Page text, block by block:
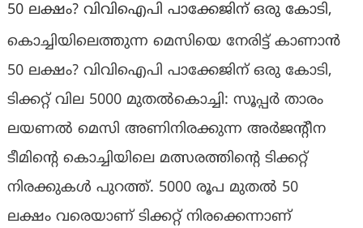
50 ലക്ഷം? വിവിഐപി പാക്കേജിന് ഒരു കോടി,
കൊച്ചിയിലെത്തുന്ന മെസിയെ നേരിട്ട് കാണാൻ
50 ലക്ഷം? വിവിഐപി പാക്കേജിന് ഒരു കോടി,
ടിക്കറ്റ് വില 5000 മുതൽകൊച്ചി: സൂപ്പർ താരം
ലയണൽ മെസി അണിനിരക്കുന്ന അർജന്റീന
ടീമിന്റെ കൊച്ചിയിലെ മത്സരത്തിന്റെ ടിക്കറ്റ്
നിരക്കുകൾ പുറത്ത്. 5000 രൂപ മുതൽ 50
ലക്ഷം വരെയാണ് ടിക്കറ്റ് നിരക്കെന്നാണ്